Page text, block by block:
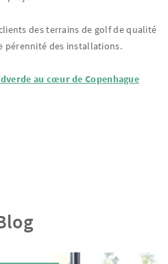
des terrains de golf de qualité
pérennité des installations.
dverde au cœur de Copenhague